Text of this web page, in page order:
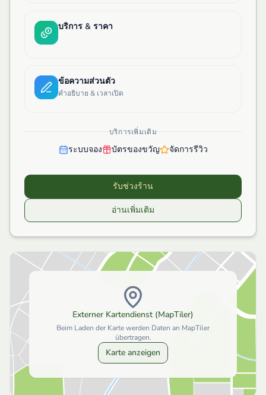
บริการ & ราคา
ข้อความส่วนตัว
คำอธิบาย & เวลาเปิด
บริการเพิ่มเติม
ระบบจอง บัตรของขวัญ จัดการรีวิว
รับช่วงร้าน
อ่านเพิ่มเติม
Externer Kartendienst (MapTiler)
Beim Laden der Karte werden Daten an MapTiler
übertragen.
Karte anzeigen